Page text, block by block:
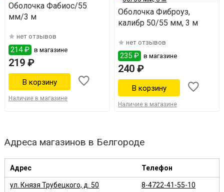
Оболочка Фабиос/55
мм/3 м
нет отзывов
214 ₽ в магазине
219 ₽
Наличие в магазине
Оболочка Фиброуз,
калибр 50/55 мм, 3 м
нет отзывов
235 ₽ в магазине
240 ₽
Наличие в магазине
Адреса магазинов в Белгороде
Адрес Телефон
ул. Князя Трубецкого, д. 50
8-4722-41-55-10